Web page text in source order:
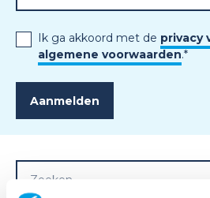
Ik ga akkoord met de privacy
algemene voorwaarden.*